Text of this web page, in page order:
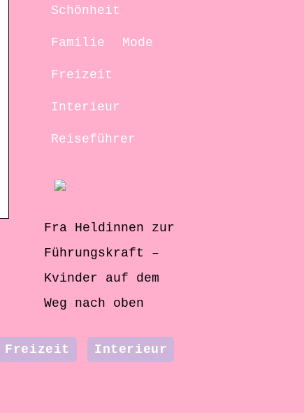
Schönheit
Familie Mode
Freizeit
Interieur
Reiseführer
Fra Heldinnen zur
Führungskraft –
Kvinder auf dem
Weg nach oben
Freizeit
Interieur